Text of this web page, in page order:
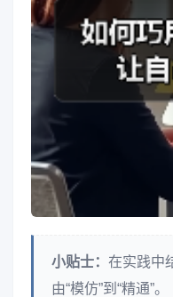
小贴士： 在实践中
由“模仿”到“精通”。